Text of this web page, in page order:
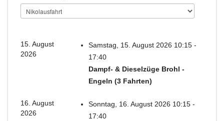
15. August
2026
Samstag, 15. August 2026 10:15 -
17:40
Dampf- & Dieselzüge Brohl -
Engeln (3 Fahrten)
16. August
2026
Sonntag, 16. August 2026 10:15 -
17:40